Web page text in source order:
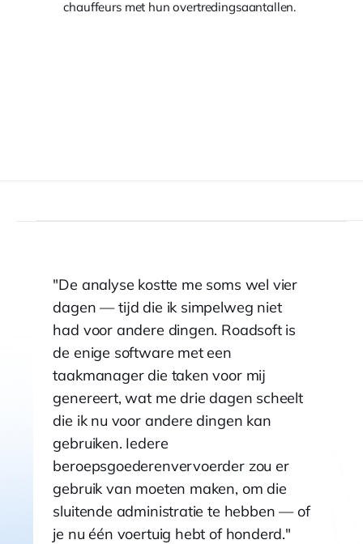
De analyse kostte me soms wel vier
dagen — tijd die ik simpelweg niet
had voor andere dingen. Roadsoft is
de enige software met een
taakmanager die taken voor mij
genereert, wat me drie dagen scheelt
die ik nu voor andere dingen kan
gebruiken. Iedere
beroepsgoederenvervoerder zou er
gebruik van moeten maken, om die
sluitende administratie te hebben — of
je nu één voertuig hebt of honderd.